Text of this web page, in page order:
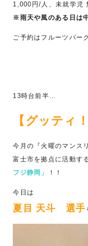
1,000円/人、未就学児
※雨天や風のある日は
ご予約はフルーツパーク
13時台前半…
【グッティ
今月の『火曜のマンス
富士市を拠点に活動す
フジ静岡」
！！
今日は
夏目 天斗 選手